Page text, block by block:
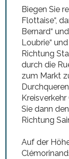
Biegen Sie
Flottaise“,
Bernard“
Loubrie“
Richtung
durch die
zum Markt
Sie dann
Richtung
Auf der